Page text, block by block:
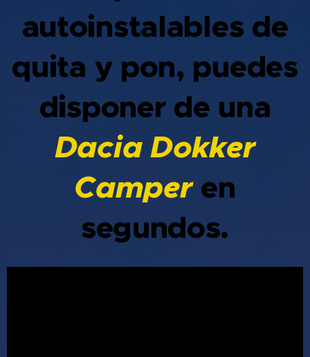
autoinstalables de
quita y pon, puedes
disponer de una
Dacia Dokker
Camperen
segundos.